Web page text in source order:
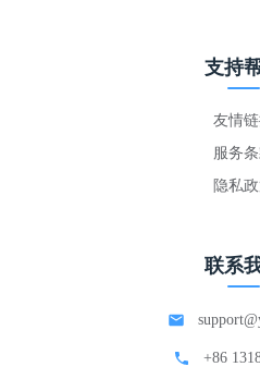
支持
友情
服务
隐私
联系
+86